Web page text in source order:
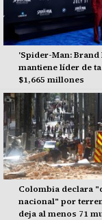
'Spider-Man: Brand
mantiene líder de
$1,665 millones
Colombia declara
nacional" por
deja al menos 71